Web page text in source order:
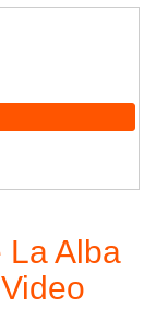
La Alba